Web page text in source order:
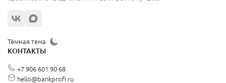
Тёмная тема
КОНТАКТЫ
+7 906 601 90 68
hello@bankprofi.ru